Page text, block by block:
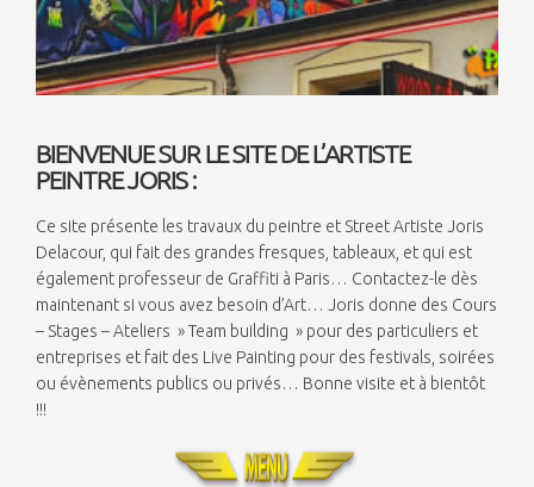
[SHOW THUMBNAILS]
BIENVENUE SUR LE SITE DE L’ARTISTE
PEINTREJORIS:
Ce site présente les travaux du peintre et Street Artiste Joris
Delacour, qui fait des grandes fresques, tableaux, et qui est
également professeur de Graffiti à Paris… Contactez-le dès
maintenant si vous avez besoin d’Art… Joris donne des Cours
– Stages – Ateliers » Team building » pour des particuliers et
entreprises et fait des Live Painting pour des festivals, soirées
ou évènements publics ou privés… Bonne visite et à bientôt
!!!